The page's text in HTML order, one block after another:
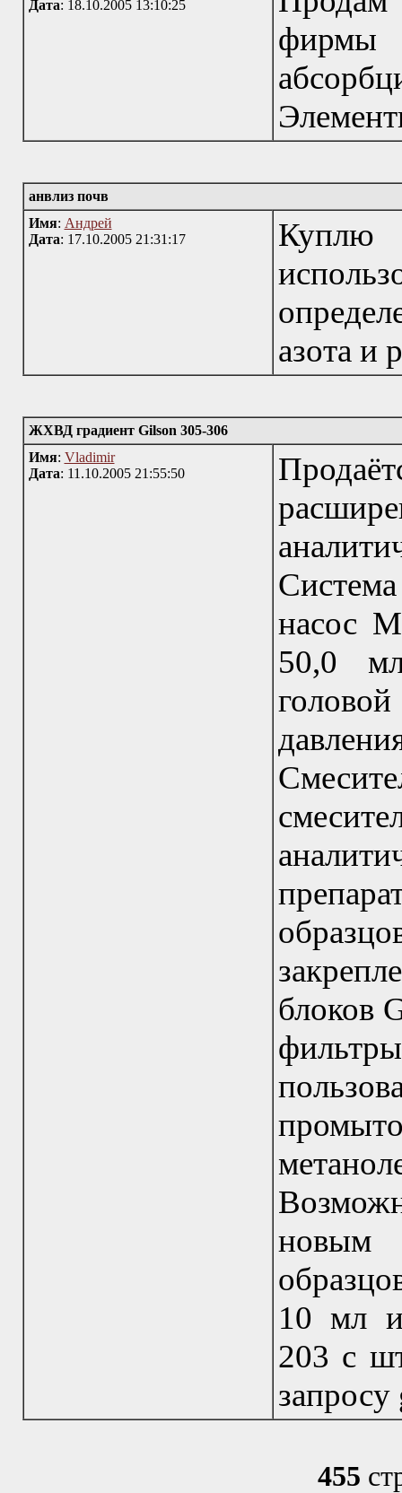
Дата: 18.10.2005 13:10:25
анвлиз почв
Имя: Андрей
Дата: 17.10.2005 21:31:17
азота и
ЖХВД градиент Gilson 305-306
Имя: Vladimir
Дата: 11.10.2005 21:55:50
насос
50,0
блоков
новым
10 мл и
203 с
455